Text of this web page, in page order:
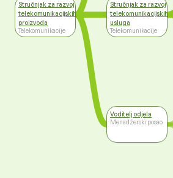
Stručnjak za razvoj
telekomunikacijskih
proizvoda
Telekomunikacije
Stručnjak za razvoj
telekomunikacijskih
usluga
Telekomunikacije
Voditelj odjela
Menadžerski posao